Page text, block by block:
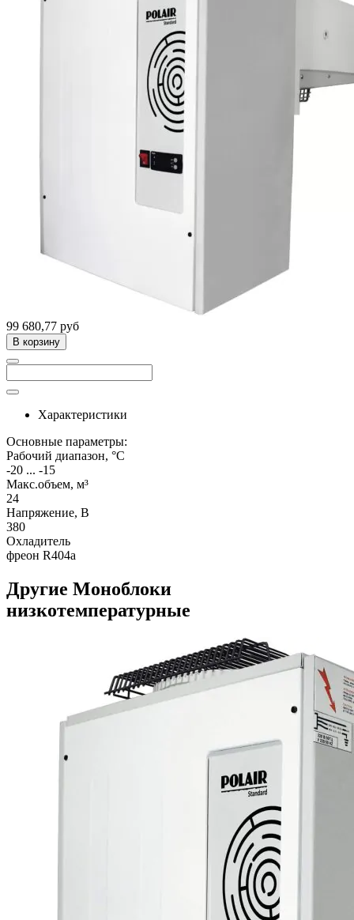
99 680,77 руб
В корзину
Характеристики
Основные параметры:
Рабочий диапазон, °C
-20 ... -15
Макс.объем, м³
24
Напряжение, В
380
Охладитель
фреон R404a
Другие Моноблоки
низкотемпературные